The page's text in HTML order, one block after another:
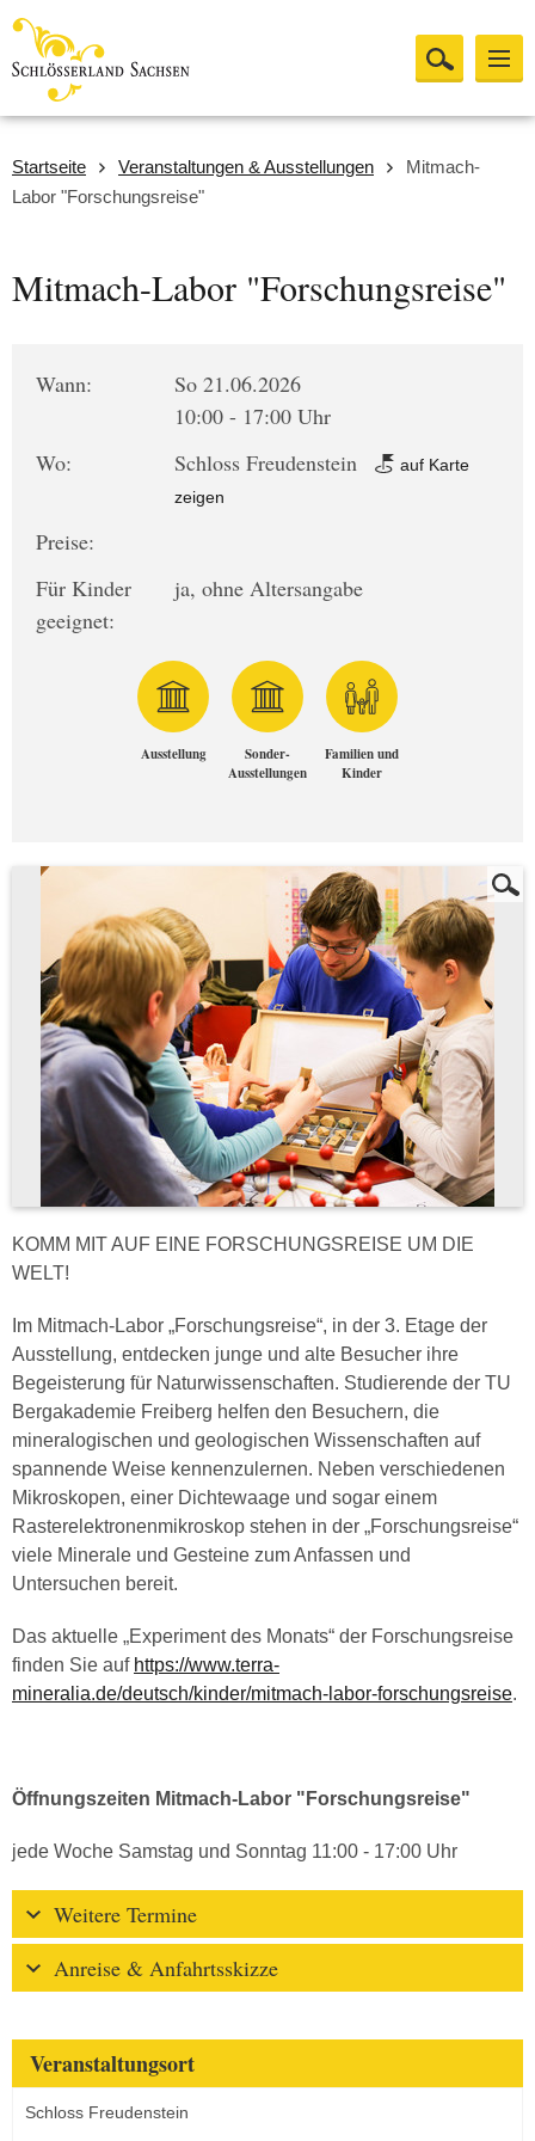
Startseite Veranstaltungen & Ausstellungen
Mitmach-
Labor "Forschungsreise"
Mitmach-Labor "Forschungsreise"
Wann:
So 21.06.2026
10:00 - 17:00 Uhr
Wo:
Schloss Freudenstein
auf Karte
zeigen
Preise:
Für Kinder
geeignet:
ja, ohne Altersangabe
Ausstellung
Sonder-
Ausstellungen
Familien und
Kinder
KOMM MIT AUF EINE FORSCHUNGSREISE UM DIE
WELT!
Im Mitmach-Labor „Forschungsreise“, in der 3. Etage der
Ausstellung, entdecken junge und alte Besucher ihre
Begeisterung für Naturwissenschaften. Studierende der TU
Bergakademie Freiberg helfen den Besuchern, die
mineralogischen und geologischen Wissenschaften auf
spannende Weise kennenzulernen. Neben verschiedenen
Mikroskopen, einer Dichtewaage und sogar einem
Rasterelektronenmikroskop stehen in der „Forschungsreise“
viele Minerale und Gesteine zum Anfassen und
Untersuchen bereit.
Das aktuelle „Experiment des Monats“ der Forschungsreise
finden Sie auf https://www.terra-
mineralia.de/deutsch/kinder/mitmach-labor-forschungsreise.
Öffnungszeiten Mitmach-Labor "Forschungsreise"
jede Woche Samstag und Sonntag 11:00 - 17:00 Uhr
Weitere Termine
Anreise & Anfahrtsskizze
Veranstaltungsort
Schloss Freudenstein